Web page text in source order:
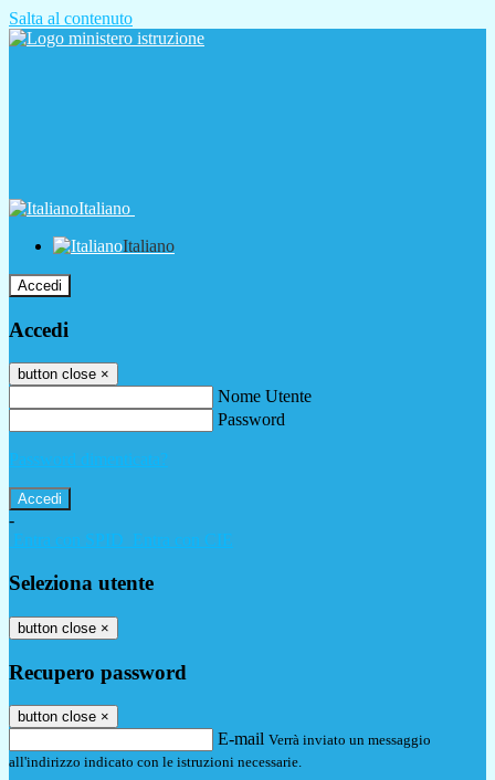
Salta al contenuto
Italiano
Italiano
Accedi
Accedi
button close ×
Nome Utente
Password
Password dimenticata?
-
Entra con SPID
Entra con CIE
Seleziona utente
button close ×
Recupero password
button close ×
E-mail Verrà inviato un messaggio
all'indirizzo indicato con le istruzioni necessarie.